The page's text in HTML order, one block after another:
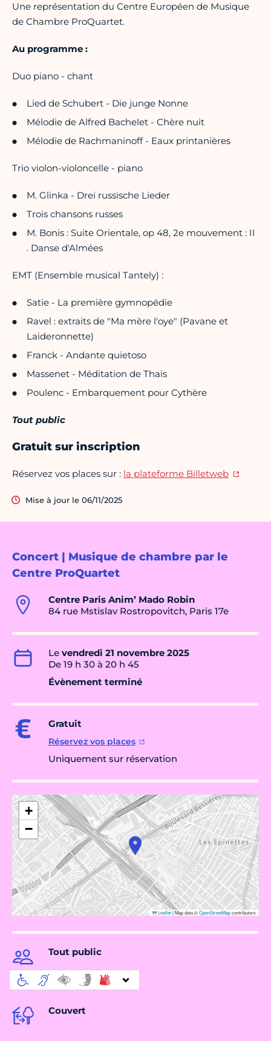
Concert | Musique de chambre par le
Centre ProQuartet
Centre Paris Anim’ Mado Robin
84 rue Mstislav Rostropovitch, Paris 17e
Le vendredi 21 novembre 2025
De 19 h 30 à 20 h 45
Évènement terminé
Gratuit
Réservez vos places
Uniquement sur réservation
+
−
Leaflet|Map data ©OpenStreetMapcontributors
Tout public
Couvert
Une représentation du Centre Européen de Musique
de Chambre ProQuartet.
Au programme :
Duo piano - chant
Lied de Schubert - Die junge Nonne
Mélodie de Alfred Bachelet - Chère nuit
Mélodie de Rachmaninoff - Eaux printanières
Trio violon-violoncelle - piano
M. Glinka - Drei russische Lieder
Trois chansons russes
M. Bonis : Suite Orientale, op 48, 2e mouvement : II
. Danse d'Almées
EMT (Ensemble musical Tantely) :
Satie - La première gymnopédie
Ravel : extraits de "Ma mère l'oye" (Pavane et
Laideronnette)
Franck - Andante quietoso
Massenet - Méditation de Thaïs
Poulenc - Embarquement pour Cythère
Tout public
Gratuit sur inscription
Réservez vos places sur : la plateforme Billetweb
Mise à jour le 06/11/2025